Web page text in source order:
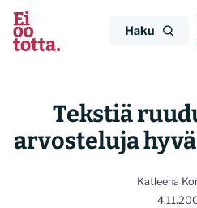
Siirry
sisältöön
Haku
Tekstiä
arvosteluja
Katleena